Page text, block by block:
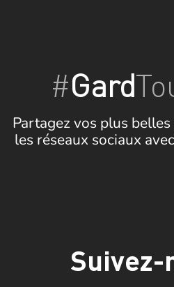
#Gard
Partagez vos plus
les réseaux sociaux
Suivez-